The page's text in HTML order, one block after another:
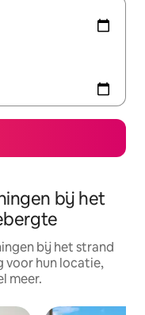
bij het
bij het strand
voor hun locatie,
meer.